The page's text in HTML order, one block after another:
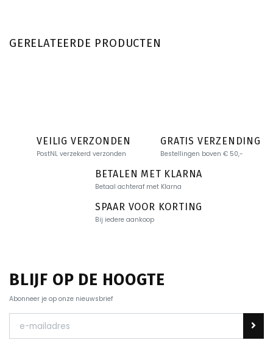
GERELATEERDE PRODUCTEN
VEILIG VERZONDEN
PostNL verzekerd verzonden
GRATIS VERZENDING
Bestellingen boven € 50,-
BETALEN MET KLARNA
Betaal achteraf met Klarna
SPAAR VOOR KORTING
Bij iedere aankoop
BLIJF OP DE HOOGTE
Abonneer je op onze nieuwsbrief